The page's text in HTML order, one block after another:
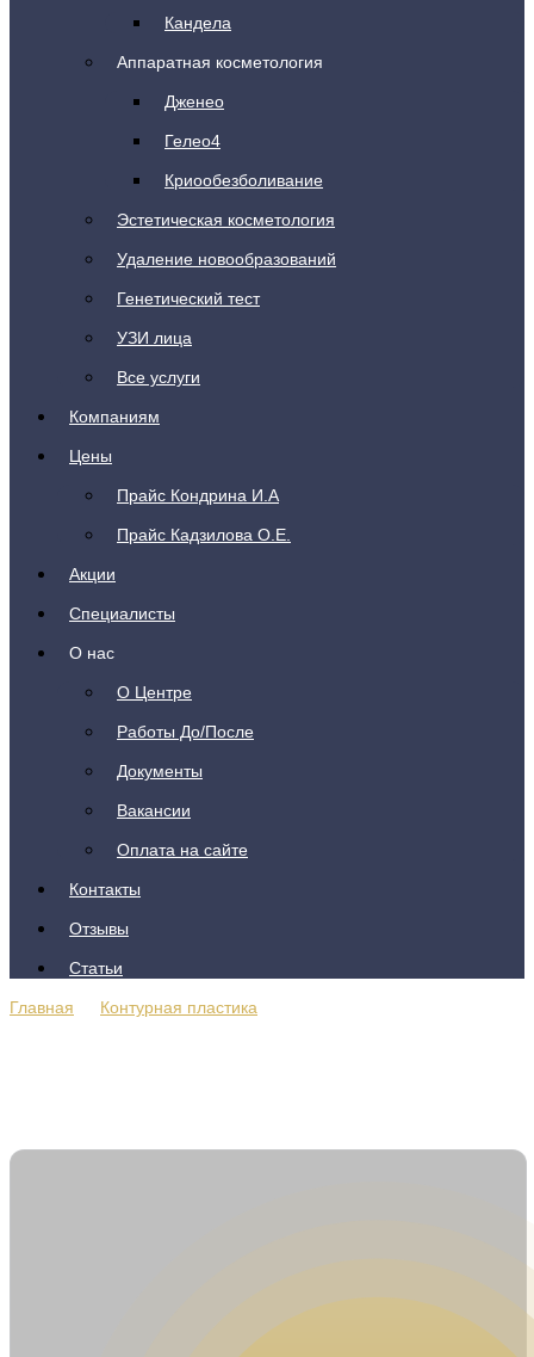
Кандела
Аппаратная косметология
Дженео
Гелео4
Криообезболивание
Эстетическая косметология
Удаление новообразований
Генетический тест
УЗИ лица
Все услуги
Компаниям
Цены
Прайс Кондрина И.А
Прайс Кадзилова О.Е.
Акции
Специалисты
О нас
О Центре
Работы До/После
Документы
Вакансии
Оплата на сайте
Контакты
Отзывы
Статьи
Главная Контурная пластика